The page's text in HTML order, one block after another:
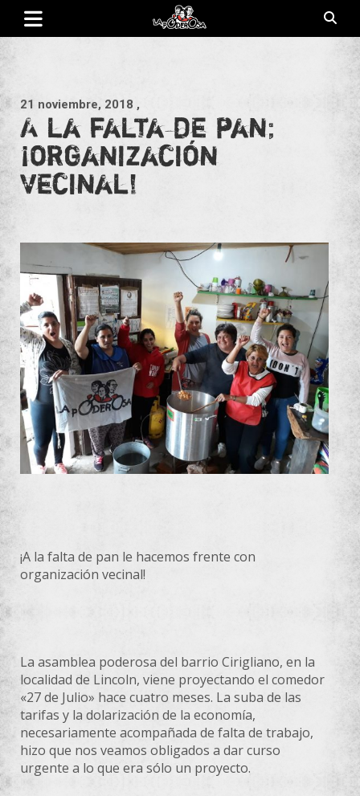
Saltar
contenido
La Poderosa
21 noviembre, 2018 ,
A la falta de pan;
¡organización
vecinal!
¡A la falta de pan le hacemos frente con
organización vecinal!
La asamblea poderosa del barrio Cirigliano, en la
localidad de Lincoln, viene proyectando el comedor
«27 de Julio» hace cuatro meses. La suba de las
tarifas y la dolarización de la economía,
necesariamente acompañada de falta de trabajo,
hizo que nos veamos obligados a dar curso
urgente a lo que era sólo un proyecto.